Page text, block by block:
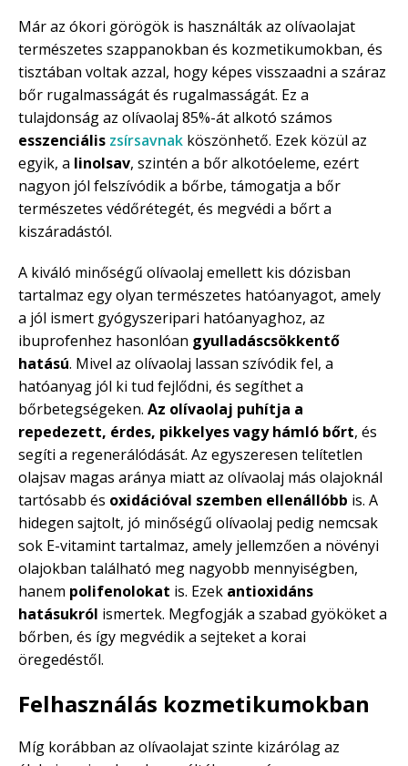
Már az ókori görögök is használták az olívaolajat
természetes szappanokban és kozmetikumokban, és
tisztában voltak azzal, hogy képes visszaadni a száraz
bőr rugalmasságát és rugalmasságát. Ez a
tulajdonság az olívaolaj 85%-át alkotó számos
esszenciális zsírsavnak köszönhető. Ezek közül az
egyik, a linolsav, szintén a bőr alkotóeleme, ezért
nagyon jól felszívódik a bőrbe, támogatja a bőr
természetes védőrétegét, és megvédi a bőrt a
kiszáradástól.
A kiváló minőségű olívaolaj emellett kis dózisban
tartalmaz egy olyan természetes hatóanyagot, amely
a jól ismert gyógyszeripari hatóanyaghoz, az
ibuprofenhez hasonlóan gyulladáscsökkentő
hatású. Mivel az olívaolaj lassan szívódik fel, a
hatóanyag jól ki tud fejlődni, és segíthet a
bőrbetegségeken. Az olívaolaj puhítja a
repedezett, érdes, pikkelyes vagy hámló bőrt, és
segíti a regenerálódását. Az egyszeresen telítetlen
olajsav magas aránya miatt az olívaolaj más olajoknál
tartósabb és oxidációval szemben ellenállóbb is. A
hidegen sajtolt, jó minőségű olívaolaj pedig nemcsak
sok E-vitamint tartalmaz, amely jellemzően a növényi
olajokban található meg nagyobb mennyiségben,
hanem polifenolokat is. Ezek antioxidáns
hatásukról ismertek. Megfogják a szabad gyököket a
bőrben, és így megvédik a sejteket a korai
öregedéstől.
Felhasználás kozmetikumokban
Míg korábban az olívaolajat szinte kizárólag az